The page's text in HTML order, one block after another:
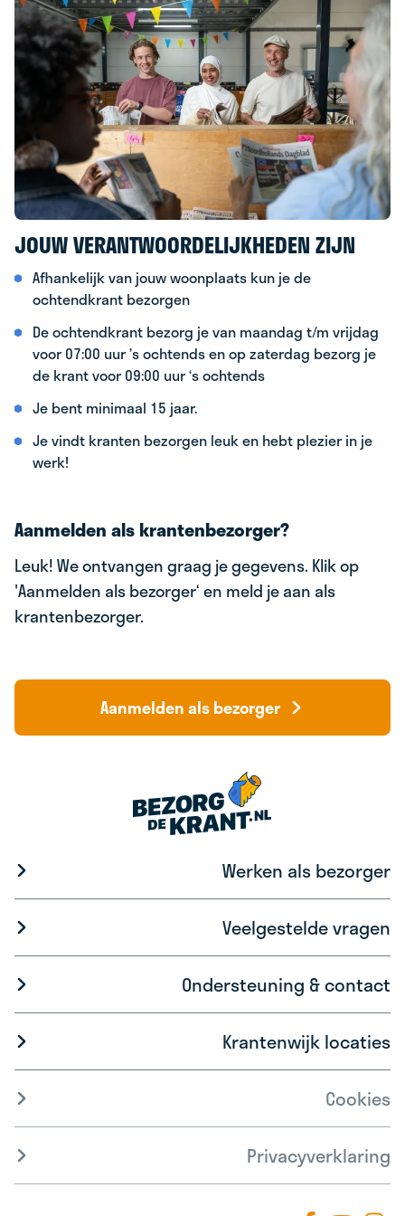
JOUW VERANTWOORDELIJKHEDEN ZIJN
Afhankelijk van jouw woonplaats kun je de
ochtendkrant bezorgen
De ochtendkrant bezorg je van maandag t/m vrijdag
voor 07:00 uur ’s ochtends en op zaterdag bezorg je
de krant voor 09:00 uur ‘s ochtends
Je bent minimaal 15 jaar.
Je vindt kranten bezorgen leuk en hebt plezier in je
werk!
Aanmelden als krantenbezorger?
Leuk! We ontvangen graag je gegevens. Klik op
'Aanmelden als bezorger‘ en meld je aan als
krantenbezorger.
Aanmelden als bezorger
Werken als bezorger
Veelgestelde vragen
Ondersteuning & contact
Krantenwijk locaties
Cookies
Privacyverklaring